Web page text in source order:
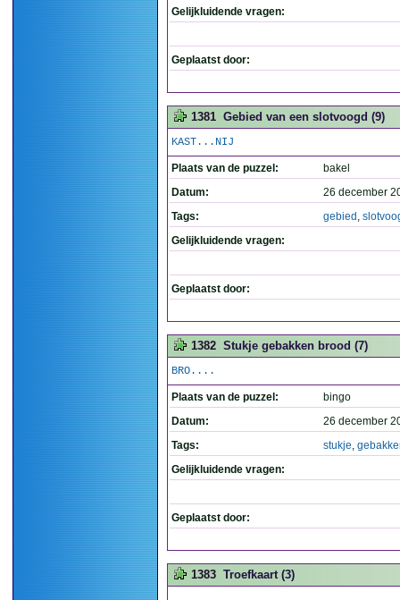
Gelijkluidende vragen:
Geplaatst door:
1381 Gebied van een slotvoogd (9)
KAST...NIJ
Plaats van de puzzel:
bakel
Datum:
26 december
Tags:
gebied ,
Gelijkluidende vragen:
Geplaatst door:
1382 Stukje gebakken brood (7)
BRO....
Plaats van de puzzel:
bingo
Datum:
26 december
Tags:
stukje,
Gelijkluidende vragen:
Geplaatst door:
1383 Troefkaart (3)